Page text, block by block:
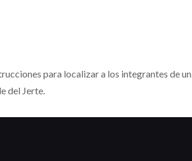
para localizar a los integrantes de
del Jerte.